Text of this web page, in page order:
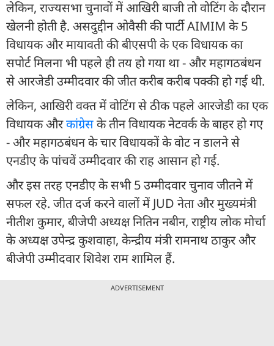
लेकिन, राज्यसभा चुनावों में आखिरी बाजी तो वोटिंग के दौरान
खेलनी होती है. असदुद्दीन ओवैसी की पार्टी AIMIM के 5
विधायक और मायावती की बीएसपी के एक विधायक का
सपोर्ट मिलना भी पहले ही तय हो गया था - और महागठबंधन
से आरजेडी उम्मीदवार की जीत करीब करीब पक्की हो गई थी.
लेकिन, आखिरी वक्त में वोटिंग से ठीक पहले आरजेडी का एक
विधायक औरकांग्रेसके तीन विधायक नेटवर्क के बाहर हो गए
- और महागठबंधन के चार विधायकों के वोट न डालने से
एनडीए के पांचवें उम्मीदवार की राह आसान हो गई.
और इस तरह एनडीए के सभी 5 उम्मीदवार चुनाव जीतने में
सफल रहे. जीत दर्ज करने वालों में JUD नेता और मुख्यमंत्री
नीतीश कुमार, बीजेपी अध्यक्ष नितिन नबीन, राष्ट्रीय लोक मोर्चा
के अध्यक्ष उपेन्द्र कुशवाहा, केन्द्रीय मंत्री रामनाथ ठाकुर और
बीजेपी उम्मीदवार शिवेश राम शामिल हैं.
ADVERTISEMENT